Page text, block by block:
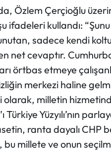
Özlem Çerçioğlu
kullandı:
sadece kendi
net cevaptır.
örtbas etmeye
merkezi haline
milletin
Yüzyılı’nın
ranta dayalı CHP
millete ve onun